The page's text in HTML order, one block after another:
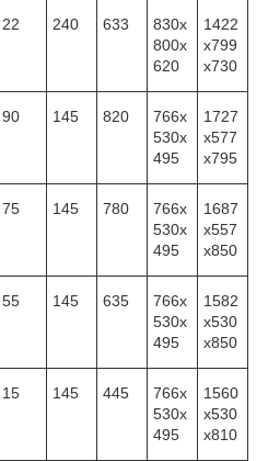
22 240 633
830x
800x
620
1422
x799
x730
90 145 820
766x
530x
495
1727
x577
x795
75 145 780
766x
530x
495
1687
x557
x850
55 145 635
766x
530x
495
1582
x530
x850
15 145 445
766x
530x
495
1560
x530
x810